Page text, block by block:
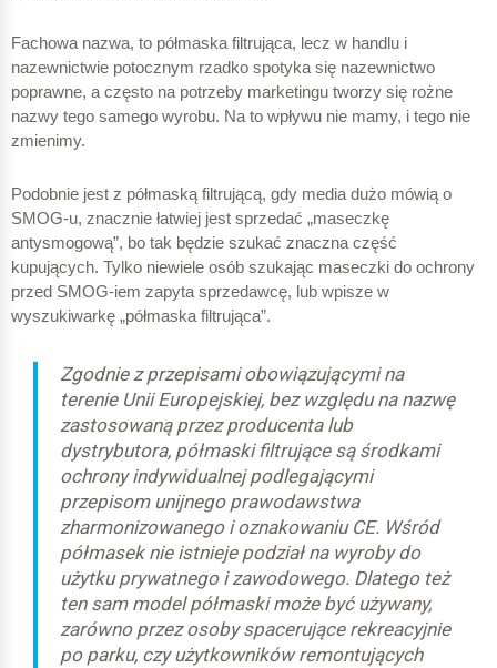
Fachowa nazwa, to półmaska filtrująca, lecz w handlu i
nazewnictwie potocznym rzadko spotyka się nazewnictwo
poprawne, a często na potrzeby marketingu tworzy się rożne
nazwy tego samego wyrobu. Na to wpływu nie mamy, i tego nie
zmienimy.
Podobnie jest z półmaską filtrującą, gdy media dużo mówią o
SMOG-u, znacznie łatwiej jest sprzedać „maseczkę
antysmogową”, bo tak będzie szukać znaczna część
kupujących. Tylko niewiele osób szukając maseczki do ochrony
przed SMOG-iem zapyta sprzedawcę, lub wpisze w
wyszukiwarkę „półmaska filtrująca”.
Zgodnie z przepisami obowiązującymi na
terenie Unii Europejskiej, bez względu na nazwę
zastosowaną przez producenta lub
dystrybutora, półmaski filtrujące są środkami
ochrony indywidualnej podlegającymi
przepisom unijnego prawodawstwa
zharmonizowanego i oznakowaniu CE. Wśród
półmasek nie istnieje podział na wyroby do
użytku prywatnego i zawodowego. Dlatego też
ten sam model półmaski może być używany,
zarówno przez osoby spacerujące rekreacyjnie
po parku, czy użytkowników remontujących